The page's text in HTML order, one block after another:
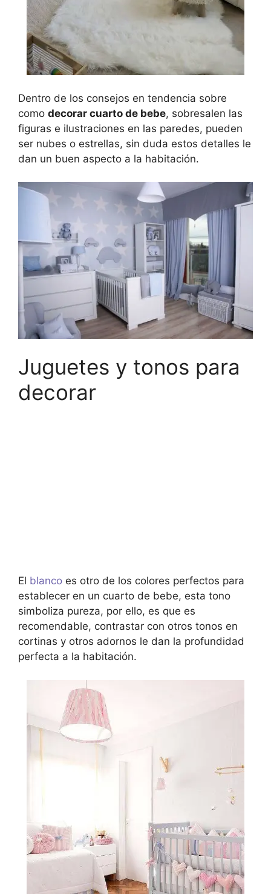
Dentro de los consejos en tendencia sobre
como decorar cuarto de bebe, sobresalen las
figuras e ilustraciones en las paredes, pueden
ser nubes o estrellas, sin duda estos detalles le
dan un buen aspecto a la habitación.
Juguetes y tonos para
decorar
El blanco es otro de los colores perfectos para
establecer en un cuarto de bebe, esta tono
simboliza pureza, por ello, es que es
recomendable, contrastar con otros tonos en
cortinas y otros adornos le dan la profundidad
perfecta a la habitación.